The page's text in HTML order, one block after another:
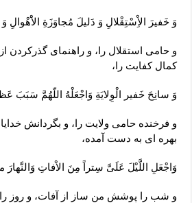
وَ خَفيرَ الاِْسْتِقْلالِ وَ دَليلَ مُجاوَزَةِ الاَْهْوالِ
و حامى استقلال را، و راهنماى گذركردن از
كمال كفايت‏ را،
وَ سانِحَ خَفير الْوِلايَةِ وَاجْعَلْهُ اللّهُمَّ سَبَبَ
و فرخنده حامى ولايت را، و بگردانش
بهره ‏اى به‏ دست آمده،
وَاجْعَلِ اللَّيْلَ عَلَىَّ سِتراً مِنَ الاْفاتِ وَالنَّهارَ
و شب را پوشش من ساز از آفات، و روز را